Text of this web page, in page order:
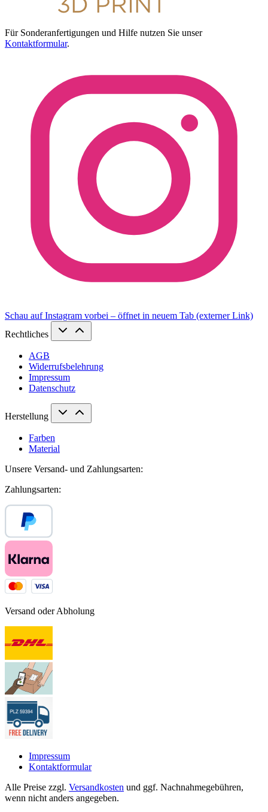
Für Sonderanfertigungen und Hilfe nutzen Sie unser
Kontaktformular.
Schau auf Instagram vorbei – öffnet in neuem Tab (externer Link)
Rechtliches
AGB
Widerrufsbelehrung
Impressum
Datenschutz
Herstellung
Farben
Material
Unsere Versand- und Zahlungsarten:
Zahlungsarten:
Versand oder Abholung
Impressum
Kontaktformular
Alle Preise zzgl. Versandkosten und ggf. Nachnahmegebühren,
wenn nicht anders angegeben.